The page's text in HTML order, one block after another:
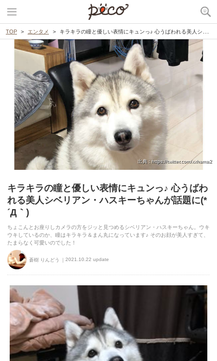
TOP エンタメ キラキラの瞳と優しい表情にキュンっ♪ 心うばわれる美人シベリアン・ハスキーちゃんが話題に(*´Д｀)
出典 : https://twitter.com/xxhama2
キラキラの瞳と優しい表情にキュンっ♪ 心うばわ
れる美人シベリアン・ハスキーちゃんが話題に(*
´Д｀)
ちょこんとお座りしカメラの方をジッと見つめるシベリアン・ハスキーちゃん。ウキ
ウキしているのか、瞳はキラキラ＆まん丸になっています♪ そのお顔が美人すぎて、
たまらなく可愛いのでした！
蒼樹 りんどう 2021.10.22 update